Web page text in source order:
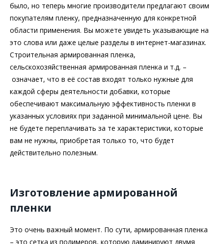
было, но теперь многие производители предлагают своим
покупателям пленку, предназначенную для конкретной
области применения. Вы можете увидеть указывающие на
это слова или даже целые разделы в интернет-магазинах.
Строительная армированная пленка,
сельскохозяйственная армированная пленка и т.д. –
означает, что в её состав входят только нужные для
каждой сферы деятельности добавки, которые
обеспечивают максимальную эффективность пленки в
указанных условиях при заданной минимальной цене. Вы
не будете переплачивать за те характеристики, которые
вам не нужны, приобретая только то, что будет
действительно полезным.
Изготовление армированной
пленки
Это очень важный момент. По сути, армированная пленка
– это сетка из полимеров, которую ламинируют двумя